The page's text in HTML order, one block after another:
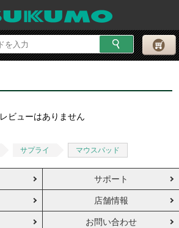
レビューはありません
サプライ マウスパッド
サポート
店舗情報
お問い合わせ